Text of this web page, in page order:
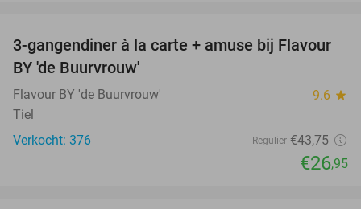
38%
3-gangendiner à la carte + amuse bij Flavour
BY 'de Buurvrouw'
Flavour BY 'de Buurvrouw' 9.6 star
Tiel
Verkocht: 376
Regulier €43,75
€26,95